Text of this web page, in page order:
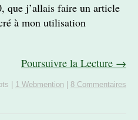
que j’allais faire un article
à mon utilisation
Poursuivre la Lecture →
1 Webmention 8 Commentaires